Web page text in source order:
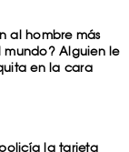
al hombre más
Alguien le
en la cara
la tarjeta